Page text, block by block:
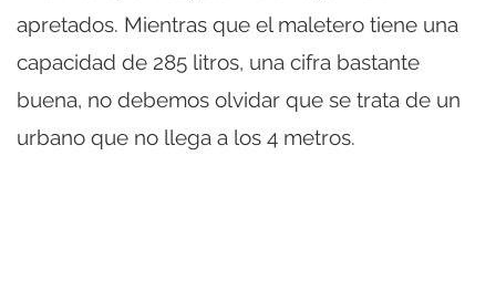
apretados. Mientras que el maletero tiene una
capacidad de 285 litros, una cifra bastante
buena, no debemos olvidar que se trata de un
urbano que no llega a los 4 metros.